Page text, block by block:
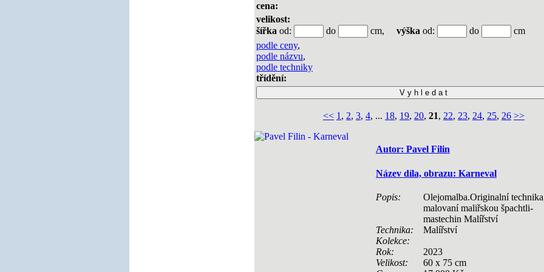
cena:
velikost:
šířka od: do cm, výška od: do
cm
podle ceny,
podle názvu,
podle techniky
třídění:
<< 1 , 2, 3, 4, ... 18, 19, 20, 21, 22, 23, 24, 25, 26 >>
Autor: Pavel Filin
Název díla, obrazu: Karneval
Popis:
Olejomalba.Originalní
malovaní maliřskou špachtli-
mastechin Malířství
Technika:
Malířství
Kolekce:
Rok:
2023
Velikost:
60 x 75 cm